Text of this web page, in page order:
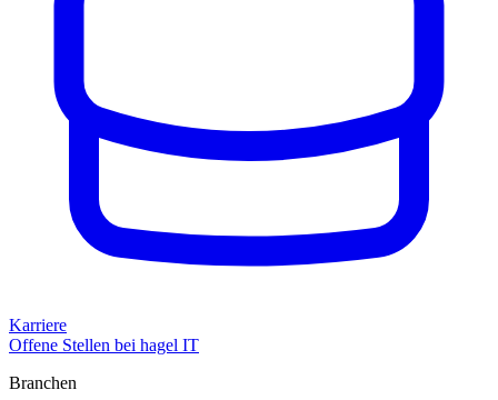
Karriere
Offene Stellen bei hagel IT
Branchen